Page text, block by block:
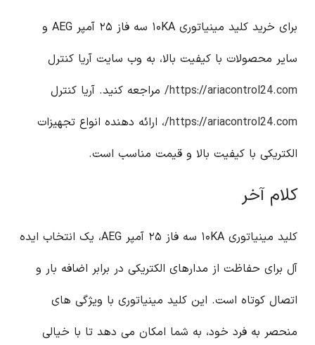
برای خرید کلید مینیاتوری ۱۰KA سه فاز ۲۵ آمپر AEG و
سایر محصولات با کیفیت بالا، به وب سایت آریا کنترل
https://ariacontrol24.com/ مراجعه کنید. آریا کنترل
https://ariacontrol24.com/ ، ارائه دهنده انواع تجهیزات
الکتریکی با کیفیت بالا و قیمت مناسب است.
کلام آخر
کلید مینیاتوری ۱۰KA سه فاز ۲۵ آمپر AEG، یک انتخاب ایده
آل برای حفاظت از مدارهای الکتریکی در برابر اضافه بار و
اتصال کوتاه است. این کلید مینیاتوری با ویژگی های
منحصر به فرد خود، به شما امکان می دهد تا با خیالی